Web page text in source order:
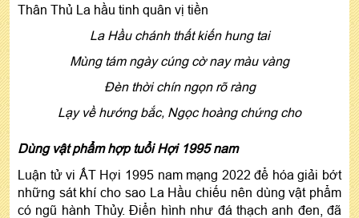
Thân Thủ La hầu tinh quân vị tiền
La Hầu chánh thất kiến hung tai
Mùng tám ngày cúng cờ nay màu vàng
Đèn thời chín ngọn rõ ràng
Lạy về hướng bắc, Ngọc hoàng chứng cho
Dùng vật phẩm hợp tuổi Hợi 1995 nam
Luận tử vi ẤT Hợi 1995 nam mạng 2022 để hóa giải bớt
những sát khí cho sao La Hầu chiếu nên dùng vật phẩm
có ngũ hành Thủy. Điển hình như đá thạch anh đen, đã